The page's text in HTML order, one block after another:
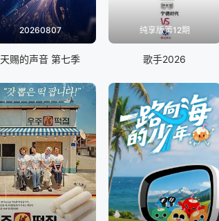
20260807
天赐的声音 第七季
纯享版第12期
歌手2026